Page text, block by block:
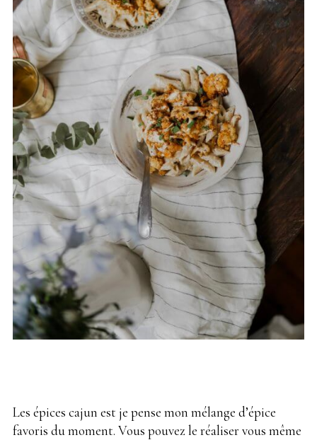
Les épices cajun est je pense mon mélange d’épice
favoris du moment. Vous pouvez le réaliser vous même